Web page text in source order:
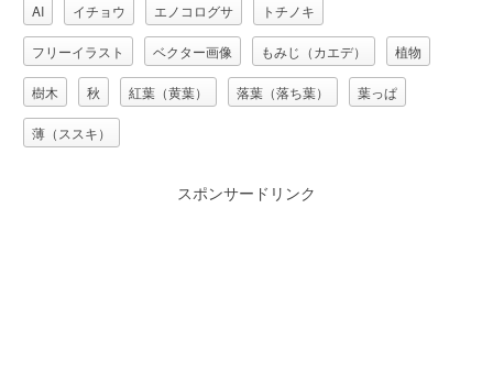
AI イチョウ エノコログサ トチノキ
フリーイラスト ベクター画像 もみじ（カエデ） 植物
樹木 秋 紅葉（黄葉） 落葉（落ち葉） 葉っぱ
薄（ススキ）
スポンサードリンク